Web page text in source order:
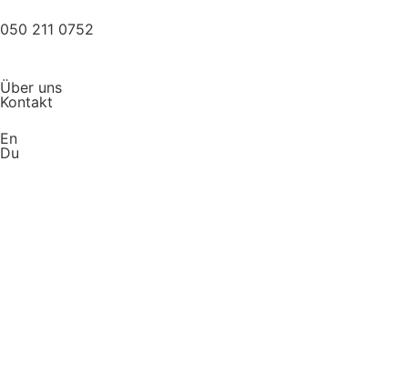
050 211 0752
Über uns
Kontakt
En
Du